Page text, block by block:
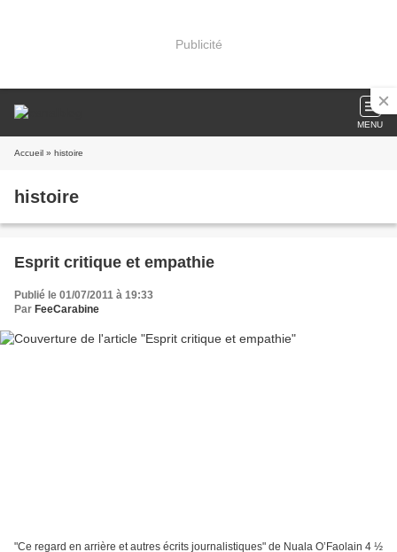
Publicité
MENU
Accueil » histoire
histoire
Esprit critique et empathie
Publié le 01/07/2011 à 19:33
Par FeeCarabine
"Ce regard en arrière et autres écrits journalistiques" de Nuala O’Faolain 4 ½